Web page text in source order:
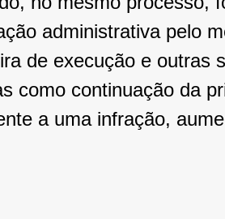
administrativa pelo
de execução e outras
como continuação da
a uma infração,